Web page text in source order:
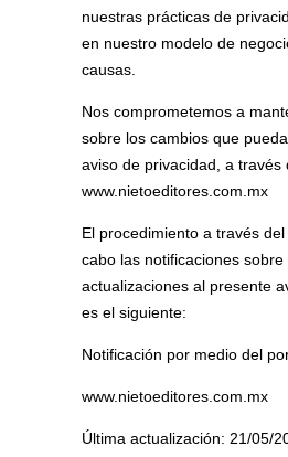
nuestras prácticas de
en nuestro modelo de
causas.
Nos comprometemos a
sobre los cambios que
aviso de privacidad, a través
www.nietoeditores.com.mx
El procedimiento a través
cabo las notificaciones sobre
actualizaciones al presente
es el siguiente:
Notificación por medio del
www.nietoeditores.com.mx
Última actualización: 21/05/